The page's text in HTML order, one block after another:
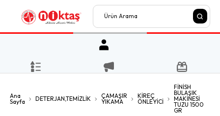
Ana
Sayfa
DETERJAN,TEMİZLİK
ÇAMAŞIR
YIKAMA
KİREÇ
ÖNLEYİCİ
FİNİSH
BULAŞIK
MAKİNESİ
TUZU 1500
GR